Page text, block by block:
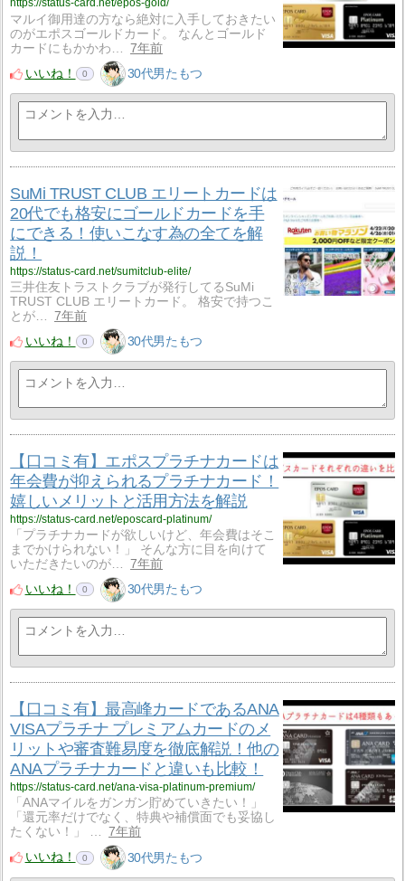
https://status-card.net/epos-gold/
マルイ御用達の方なら絶対に入手しておきたい
のがエポスゴールドカード。 なんとゴールド
カードにもかかわ…
7年前
いいね！
0 30代男たもつ
SuMi TRUST CLUB エリートカードは
20代でも格安にゴールドカードを手
にできる！使いこなす為の全てを解
説！
https://status-card.net/sumitclub-elite/
三井住友トラストクラブが発行してるSuMi
TRUST CLUB エリートカード。 格安で持つこ
とが…
7年前
いいね！
0 30代男たもつ
【口コミ有】エポスプラチナカードは
年会費が抑えられるプラチナカード！
嬉しいメリットと活用方法を解説
https://status-card.net/eposcard-platinum/
「プラチナカードが欲しいけど、年会費はそこ
までかけられない！」 そんな方に目を向けて
いただきたいのが…
7年前
いいね！
0 30代男たもつ
【口コミ有】最高峰カードであるANA
VISAプラチナ プレミアムカードのメ
リットや審査難易度を徹底解説！他の
ANAプラチナカードと違いも比較！
https://status-card.net/ana-visa-platinum-premium/
「ANAマイルをガンガン貯めていきたい！」
「還元率だけでなく、特典や補償面でも妥協し
たくない！」 …
7年前
いいね！
0 30代男たもつ